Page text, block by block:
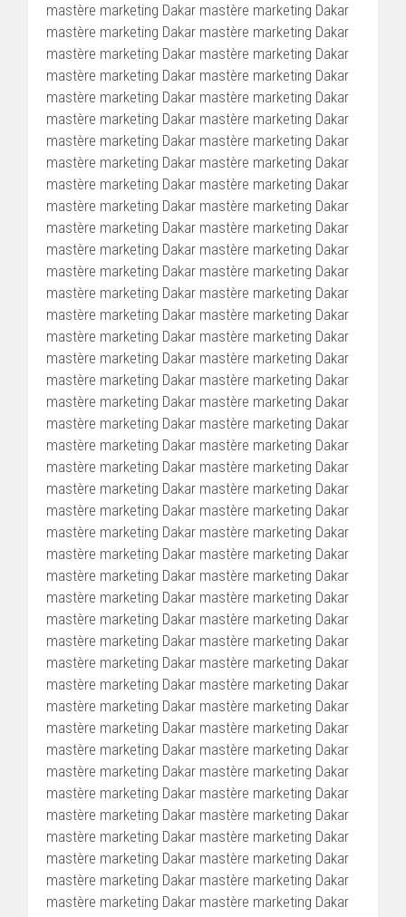
mastère marketing Dakar mastère marketing Dakar
mastère marketing Dakar mastère marketing Dakar
mastère marketing Dakar mastère marketing Dakar
mastère marketing Dakar mastère marketing Dakar
mastère marketing Dakar mastère marketing Dakar
mastère marketing Dakar mastère marketing Dakar
mastère marketing Dakar mastère marketing Dakar
mastère marketing Dakar mastère marketing Dakar
mastère marketing Dakar mastère marketing Dakar
mastère marketing Dakar mastère marketing Dakar
mastère marketing Dakar mastère marketing Dakar
mastère marketing Dakar mastère marketing Dakar
mastère marketing Dakar mastère marketing Dakar
mastère marketing Dakar mastère marketing Dakar
mastère marketing Dakar mastère marketing Dakar
mastère marketing Dakar mastère marketing Dakar
mastère marketing Dakar mastère marketing Dakar
mastère marketing Dakar mastère marketing Dakar
mastère marketing Dakar mastère marketing Dakar
mastère marketing Dakar mastère marketing Dakar
mastère marketing Dakar mastère marketing Dakar
mastère marketing Dakar mastère marketing Dakar
mastère marketing Dakar mastère marketing Dakar
mastère marketing Dakar mastère marketing Dakar
mastère marketing Dakar mastère marketing Dakar
mastère marketing Dakar mastère marketing Dakar
mastère marketing Dakar mastère marketing Dakar
mastère marketing Dakar mastère marketing Dakar
mastère marketing Dakar mastère marketing Dakar
mastère marketing Dakar mastère marketing Dakar
mastère marketing Dakar mastère marketing Dakar
mastère marketing Dakar mastère marketing Dakar
mastère marketing Dakar mastère marketing Dakar
mastère marketing Dakar mastère marketing Dakar
mastère marketing Dakar mastère marketing Dakar
mastère marketing Dakar mastère marketing Dakar
mastère marketing Dakar mastère marketing Dakar
mastère marketing Dakar mastère marketing Dakar
mastère marketing Dakar mastère marketing Dakar
mastère marketing Dakar mastère marketing Dakar
mastère marketing Dakar mastère marketing Dakar
mastère marketing Dakar mastère marketing Dakar